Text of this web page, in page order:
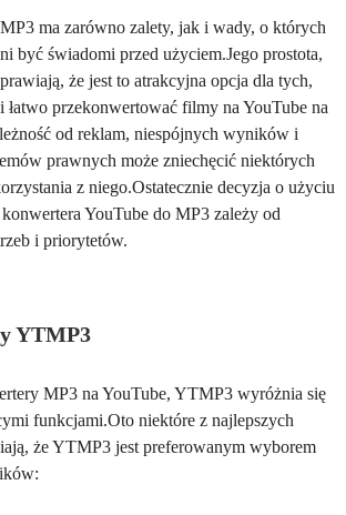
ma zarówno zalety, jak i wady, o których
być świadomi przed użyciem.Jego prostota,
że jest to atrakcyjna opcja dla tych,
łatwo przekonwertować filmy na YouTube na
od reklam, niespójnych wyników i
prawnych może zniechęcić niektórych
z niego.Ostatecznie decyzja o użyciu
YouTube do MP3 zależy od
i priorytetów.
YTMP3
MP3 na YouTube, YTMP3 wyróżnia się
funkcjami.Oto niektóre z najlepszych
że YTMP3 jest preferowanym wyborem